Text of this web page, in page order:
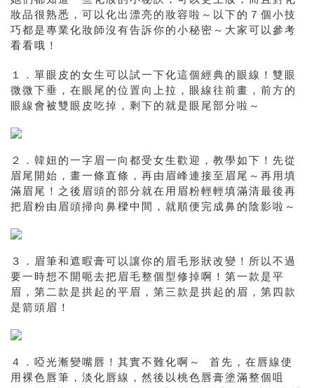
妝品很熟悉，可以化出漂亮的妝容啦～以下的７個小技
巧都是專業化妝師沒有告訴你的小秘密～大家可以參考
看看哦！
１．單眼皮的女生可以試一下化這個經典的眼線！雙眼
微微下垂，在眼尾的位置向上拉，眼線往前畫，前方的
眼線會被雙眼皮吃掉，剩下的就是眼尾部分啦～
２．韓妞的一字眉一向都受女生歡迎，教學如下！先從
眉尾開始，畫一條直條，再由眉峰連接至眉尾～再用填
滿眉尾！之後眉頭的部分就在用眉粉輕輕填滿清最後再
把眉粉由眉頭掃向鼻樑中間，就順便完成鼻的陰影啦～
３．眉筆和遮暇膏可以讓你的眉毛形狀改變！所以不過
要一時想不開呃去把眉毛整個型修掉啊！第一款是平
眉，第二款是拱起的平眉，第三款是拱起的眉，第四款
是箭頭眉！
４．啞光漸變嘴唇！其實不難化啊～ 首先，在唇線使
用裸色唇筆，淡化唇線，然後以桃色唇膏塗滿整個咀